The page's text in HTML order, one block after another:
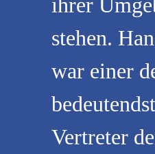
ihrer
stehen.
war einer
Vertreter